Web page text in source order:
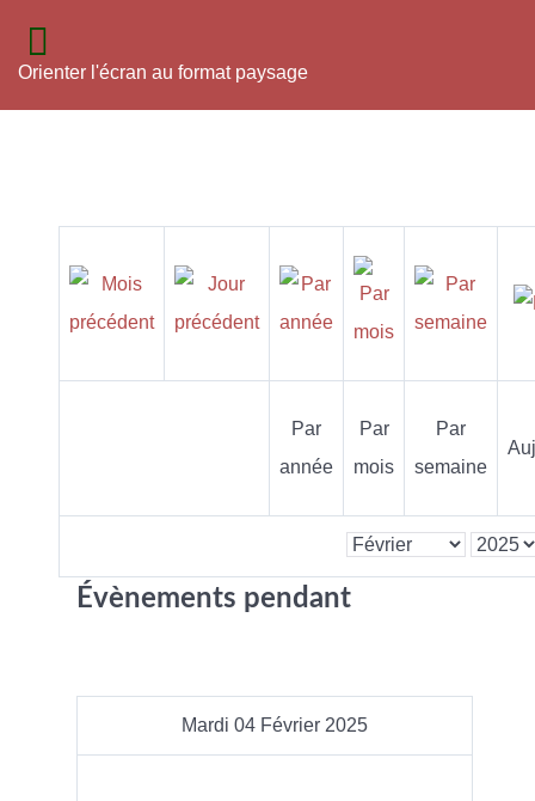
Orienter l'écran au format paysage
Par
année
Par
mois
Par
semaine
Évènements pendant
Mardi 04 Février 2025